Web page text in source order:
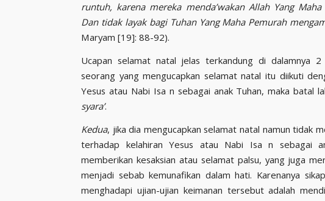
runtuh, karena mereka menda’wakan Allah Yang
Dan tidak layak bagi Tuhan Yang Maha Pemurah
Maryam [19]: 88-92).
Ucapan selamat natal jelas terkandung di dalamnya 2
seorang yang mengucapkan selamat natal itu diikuti
Yesus atau Nabi Isa n sebagai anak Tuhan, maka batal
syara’.
Kedua, jika dia mengucapkan selamat natal namun tidak
terhadap kelahiran Yesus atau Nabi Isa n sebagai
memberikan kesaksian atau selamat palsu, yang juga
menjadi sebab kemunafikan dalam hati. Karenanya
menghadapi ujian-ujian keimanan tersebut adalah